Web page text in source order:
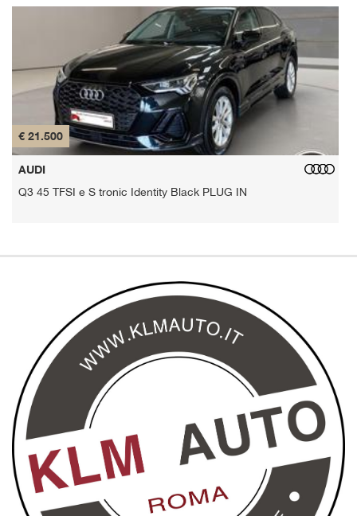
€ 21.500
AUDI
Q3 45 TFSI e S tronic Identity Black PLUG IN